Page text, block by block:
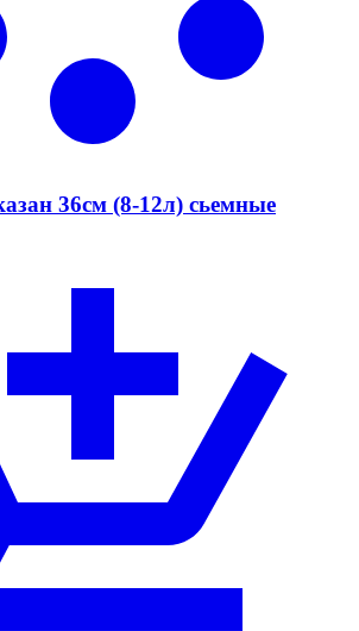
36см (8-12л) сьемные